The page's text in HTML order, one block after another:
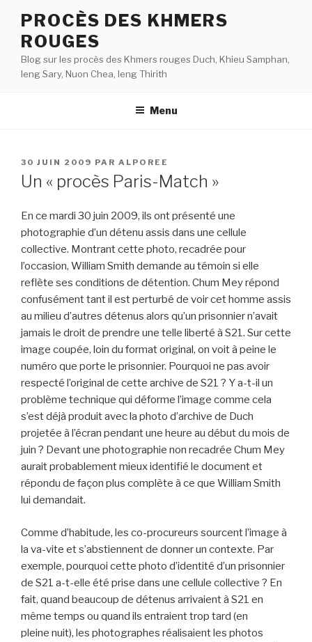
contenu
principal
PROCÈS DES KHMERS
ROUGES
Blog sur les procès des Khmers rouges Duch, Khieu Samphan,
Ieng Sary, Nuon Chea, Ieng Thirith
Menu
PUBLIÉ
LE
30 JUIN 2009 PAR ALPOREE
Un « procès Paris-Match »
En ce mardi 30 juin 2009, ils ont présenté une
photographie d’un détenu assis dans une cellule
collective. Montrant cette photo, recadrée pour
l’occasion, William Smith demande au témoin si elle
reflète ses conditions de détention. Chum Mey répond
confusément tant il est perturbé de voir cet homme assis
au milieu d’autres détenus alors qu’un prisonnier n’avait
jamais le droit de prendre une telle liberté à S21. Sur cette
image coupée, loin du format original, on voit à peine le
numéro que porte le prisonnier. Pourquoi ne pas avoir
respecté l’original de cette archive de S21 ? Y a-t-il un
problème technique qui déforme l’image comme cela
s’est déjà produit avec la photo d’archive de Duch
projetée à l’écran pendant une heure au début du mois de
juin ? Devant une photographie non recadrée Chum Mey
aurait probablement mieux identifié le document et
répondu de façon plus complète à ce que William Smith
lui demandait.
Comme d’habitude, les co-procureurs sourcent l’image à
la va-vite et s’abstiennent de donner un contexte. Par
exemple, pourquoi cette photo d’identité d’un prisonnier
de S21 a-t-elle été prise dans une cellule collective ? En
fait, quand beaucoup de détenus arrivaient à S21 en
même temps ou quand ils entraient trop tard (en
pleine nuit), les photographes réalisaient les photos